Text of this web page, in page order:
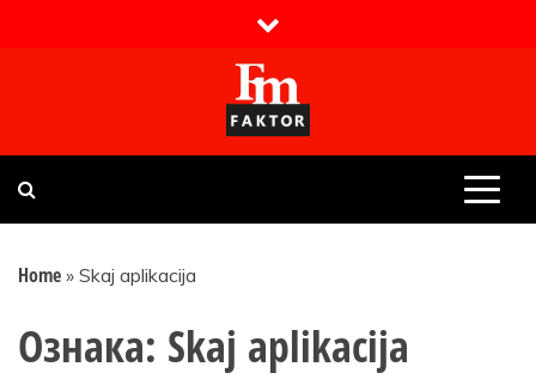
Faktor magazin
Uvijek presudan
Home » Skaj aplikacija
Ознака: Skaj aplikacija